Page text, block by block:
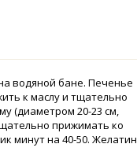
водяной бане. Печенье
к маслу и тщательно
(диаметром 20-23 см,
прижимать ко
минут на 40-50. Желатин